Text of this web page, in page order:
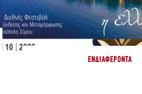
ΕΝΔΙΑΦΈΡΟΝΤΑ